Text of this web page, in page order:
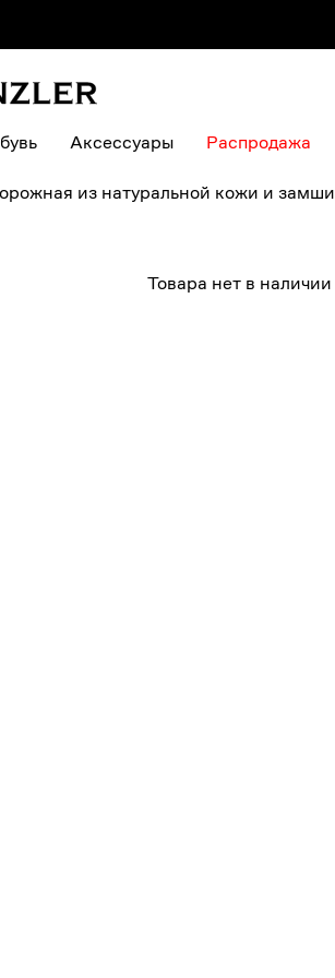
Аксессуары Распродажа
из натуральной кожи и замши
Товара нет в наличии